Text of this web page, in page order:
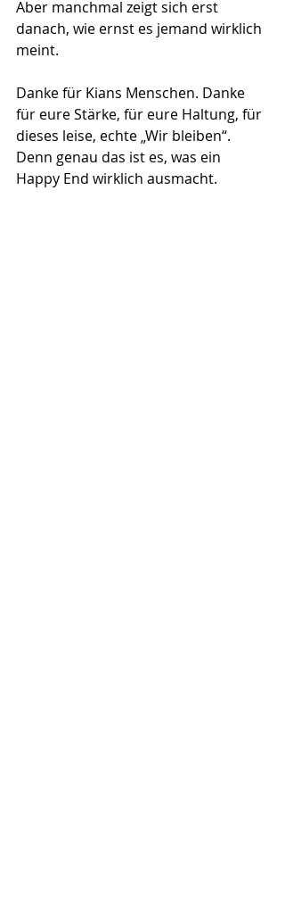
Aber manchmal zeigt sich erst
danach, wie ernst es jemand wirklich
meint.
Danke für Kians Menschen. Danke
für eure Stärke, für eure Haltung, für
dieses leise, echte „Wir bleiben“.
Denn genau das ist es, was ein
Happy End wirklich ausmacht.